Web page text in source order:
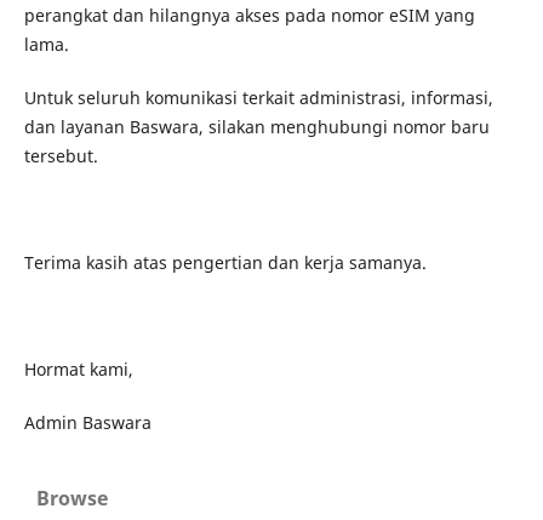
perangkat dan hilangnya akses pada nomor eSIM yang
lama.
Untuk seluruh komunikasi terkait administrasi, informasi,
dan layanan Baswara, silakan menghubungi nomor baru
tersebut.
Terima kasih atas pengertian dan kerja samanya.
Hormat kami,
Admin Baswara
Browse